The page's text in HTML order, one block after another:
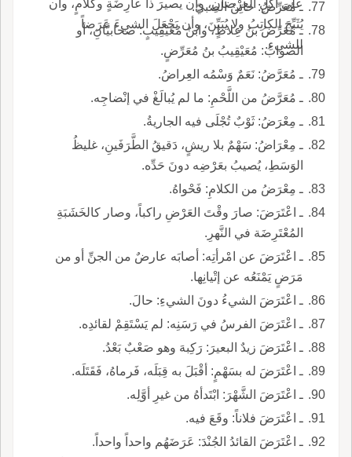
على أكْلِ العِرْضانِ، وأن يصيرَ ذا عارِضَةٍ وكلامٍ، وأن
يُثَبِّجَ الكاتِبُ ولا يُبَيِّنَ، وأن يَجْعَلَ الشيءَ عَرَضاً
للشيءِ.
ـ مُعَرِّضُ: خاتِنُ الصبيّ.
ـ مُعَرِّضُ بنُ عِلاطٍ، وابنُ مُعَيْقِيبٍ: صحابيَّانِ، أو
الصوابُ: مُعَيْقِيبُ بنُ مُعَرِّضٍ.
ـ مُعَرَّضُ: نَعَمٌ وَسْمُه العِراضُ.
ـ مُعَرَّضُ من اللَّحْمِ: ما لم يُبالَغْ في إنْضاجِه.
ـ مِعْرَضُ: ثَوْبٌ تُجْلَى فيه الجاريةُ.
ـ مِعْرَاضُ: سَهْمٌ بلا ريشٍ، دَقيقُ الطَّرَفَينِ، غليظُ
الوَسَطِ، يُصيبُ بعَرْضِه دونَ حَدِّه.
ـ مِعْرَضُ من الكلامِ: فَحْواهُ.
ـ اعْتَرَضَ: صارَ وقْتَ العَرْضِ راكباً، وصار كالخَشَبَةِ
المُعْتَرِضَة في النَّهرِ.
ـ اعْتَرَضَ عن امْرأتِه: أصابَه عارضٌ من الجنِّ أو من
مَرَضٍ يَمْنَعُه عن إتْيانِها.
ـ اعْتَرَضَ الشيءُ دونَ الشيءِ: حالَ.
ـ اعْتَرَضَ الفرسُ في رَسَنِه: لم يَسْتَقِمْ لقائدِه.
ـ اعْتَرَضَ زيدٌ البعيرَ: رَكِبهَ وهو صَعْبٌ بَعْدُ.
ـ اعْتَرَضَ له بسَهْمٍ: أقْبَلَ به قِبَلَه، فَرماهُ، فَقَتَلَه.
ـ اعْتَرَضَ الشَّهْرَ: ابْتَدأهُ من غيرِ أوَّلِه.
ـ اعْتَرَضَ فلاناً: وقَعَ فيه.
ـ اعْتَرَضَ القائدُ الجُنْدَ: عَرَضَهُم واحداً واحداً.